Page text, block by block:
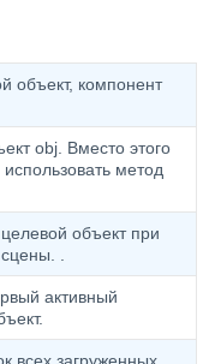
объект, компонент
obj. Вместо этого
метод
объект при
.
активный